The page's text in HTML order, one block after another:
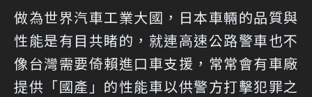
做為世界汽車工業大國，日本車輛的品質與
性能是有目共睹的，就連高速公路警車也不
像台灣需要倚賴進口車支援，常常會有車廠
提供「國產」的性能車以供警方打擊犯罪之